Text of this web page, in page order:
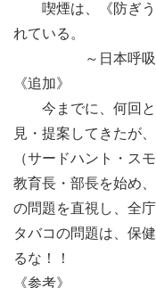
喫煙は、《防ぎう
れている。
～日本呼吸器
《追加》
今までに、何回と
見・提案してきたが
（サードハント・ス
教育長・部長を始め
の問題を直視し、全
タバコの問題は、保
るな！！
《参考》